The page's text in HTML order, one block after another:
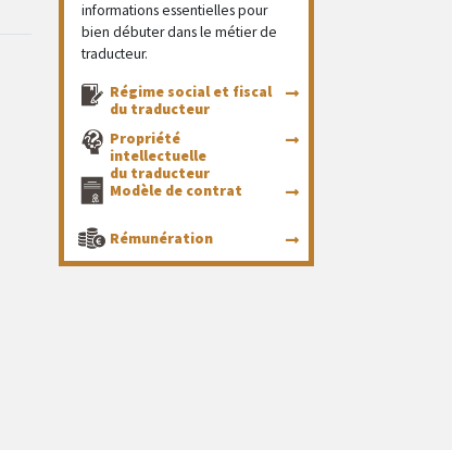
informations essentielles pour
bien débuter dans le métier de
traducteur.
Régime social et fiscal
du traducteur
Propriété
intellectuelle
du traducteur
Modèle de contrat
Rémunération